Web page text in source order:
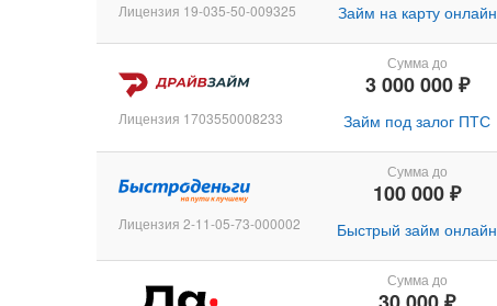
Лицензия 19-035-50-009325 Займ на карту онлайн
Лицензия 1703550008233
Сумма до
3 000 000 ₽
Займ под залог ПТС
Лицензия 2-11-05-73-000002
Сумма до
100 000 ₽
Быстрый займ онлайн
Сумма до